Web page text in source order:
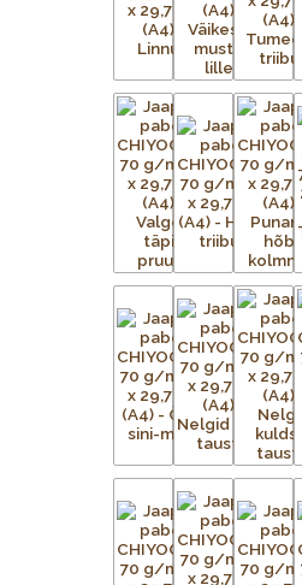
Iga Chiyogami lehe
tuleb valmistada terve
iga mustris nähtava värvi
Aluspaber liimitakse
metallvõrgud.
trükitav kujutis.
kinnitatud tootele
kaetud. Värvi
kinnistub esemele
eritellimusel, nii et
pealekandmist paber
kuni mustrid on